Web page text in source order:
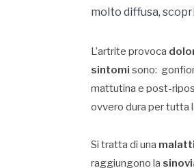
molto diffusa,
L’artrite provoca
sintomi sono:
mattutina e post-
ovvero dura per tutta
Si tratta di una
raggiungono la